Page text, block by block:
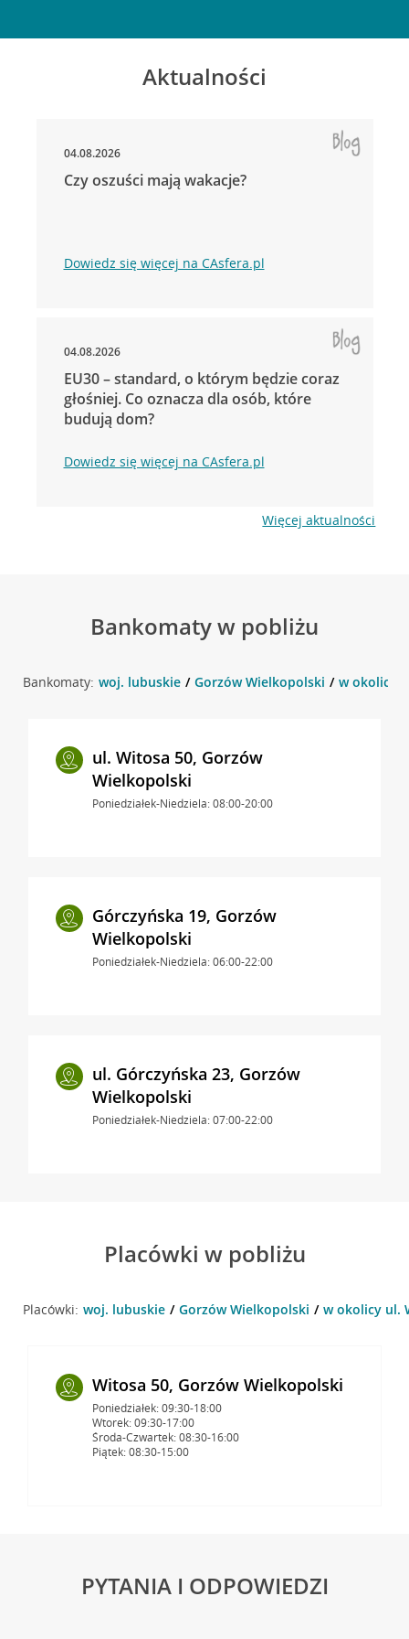
Aktualności
04.08.2026
Czy oszuści mają wakacje?
Dowiedz się więcej na CAsfera.pl
04.08.2026
EU30 – standard, o którym będzie coraz
głośniej. Co oznacza dla osób, które
budują dom?
Dowiedz się więcej na CAsfera.pl
Więcej aktualności
Bankomaty w pobliżu
Bankomaty: woj. lubuskie Gorzów Wielkopolski w okolicy
ul. Witosa 50, Gorzów
Wielkopolski
Poniedziałek-Niedziela: 08:00-20:00
Górczyńska 19, Gorzów
Wielkopolski
Poniedziałek-Niedziela: 06:00-22:00
ul. Górczyńska 23, Gorzów
Wielkopolski
Poniedziałek-Niedziela: 07:00-22:00
Placówki w pobliżu
Placówki: woj. lubuskie Gorzów Wielkopolski w okolicy ul.
Witosa 50, Gorzów Wielkopolski
Poniedziałek: 09:30-18:00
Wtorek: 09:30-17:00
Środa-Czwartek: 08:30-16:00
Piątek: 08:30-15:00
PYTANIA I ODPOWIEDZI